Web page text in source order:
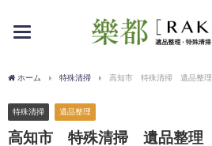
toggle
ホーム 特殊清掃 高知市 特殊清掃 遺品整理
特殊清掃 遺品整理
高知市 特殊清掃 遺品整理